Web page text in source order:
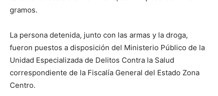
gramos.
La persona detenida, junto con las armas y la droga,
fueron puestos a disposición del Ministerio Público de la
Unidad Especializada de Delitos Contra la Salud
correspondiente de la Fiscalía General del Estado Zona
Centro.